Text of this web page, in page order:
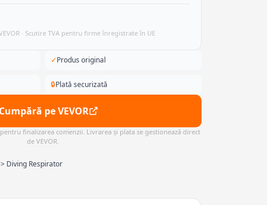
· Scutire TVA pentru firme înregistrate în UE
✓Produs original
🔒Plată securizată
pe VEVOR
pentru finalizarea comenzii. Livrarea și plata se gestionează direct
de VEVOR.
Diving Respirator